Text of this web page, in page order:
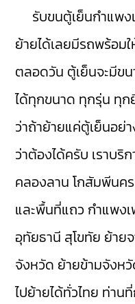
รับขนตู้เย็นกำแพง
ย้ายได้เลยมีรถพร้อม
ตลอดวัน ตู้เย็นจะมีข
ได้ทุกขนาด ทุกรุ่น ทุก
ว่าถ้าย้ายแค่ตู้เย็นอย่
ว่าต้องได้ครับ เราบริ
คลองลาน โกสัมพีนคร
และพื้นที่แถว กำแพง
อุทัยธานี สุโขทัย ย้าย
จังหวัด ย้ายข้ามจังห
ไปย้ายได้ทั่วไทย ท่าน